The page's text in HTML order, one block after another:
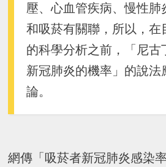
壓、心血管疾病、慢性肺
和吸菸有關聯，所以，在
的科學分析之前，「尼古
新冠肺炎的機率」的說法
論。
網傳「吸菸者新冠肺炎感染